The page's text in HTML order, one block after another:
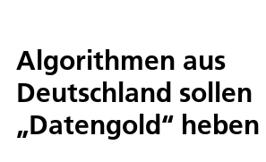
Algorithmen aus
Deutschland sollen
„Datengold“ heben